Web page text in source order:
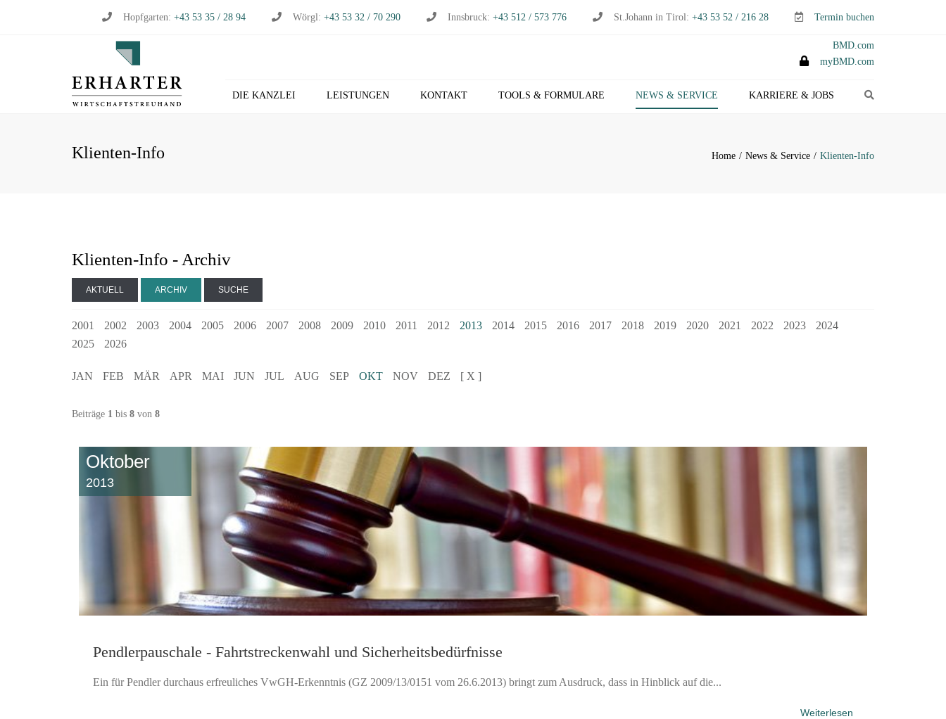
Hopfgarten: +43 53 35 / 28 94 Wörgl: +43 53 32 / 70 290 Innsbruck: +43 512 / 573 776 St.Johann in Tirol: +43 53 52 / 216 28 Termin buchen
BMD.com
myBMD.com
DIE KANZLEI LEISTUNGEN KONTAKT TOOLS & FORMULARE NEWS & SERVICE KARRIERE & JOBS
Klienten-Info Home News & Service Klienten-Info
Klienten-Info - Archiv
AKTUELL ARCHIV SUCHE
2001 2002 2003 2004 2005 2006 2007 2008 2009 2010 2011 2012 2013 2014 2015 2016 2017 2018 2019 2020 2021 2022 2023
2024
2025
2026
JAN FEB MÄR APR MAI JUN JUL AUG SEP OKT NOV DEZ [ X ]
Beiträge 1 bis 8 von 8
Oktober
2013
Pendlerpauschale - Fahrtstreckenwahl und Sicherheitsbedürfnisse
Ein für Pendler durchaus erfreuliches VwGH-Erkenntnis (GZ 2009/13/0151 vom 26.6.2013) bringt zum Ausdruck, dass in Hinblick auf die...
Weiterlesen